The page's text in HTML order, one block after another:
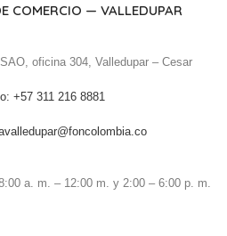
COMERCIO — VALLEDUPAR
oficina 304, Valledupar – Cesar
+57 311 216 8881
a. m. – 12:00 m. y 2:00 – 6:00 p. m.